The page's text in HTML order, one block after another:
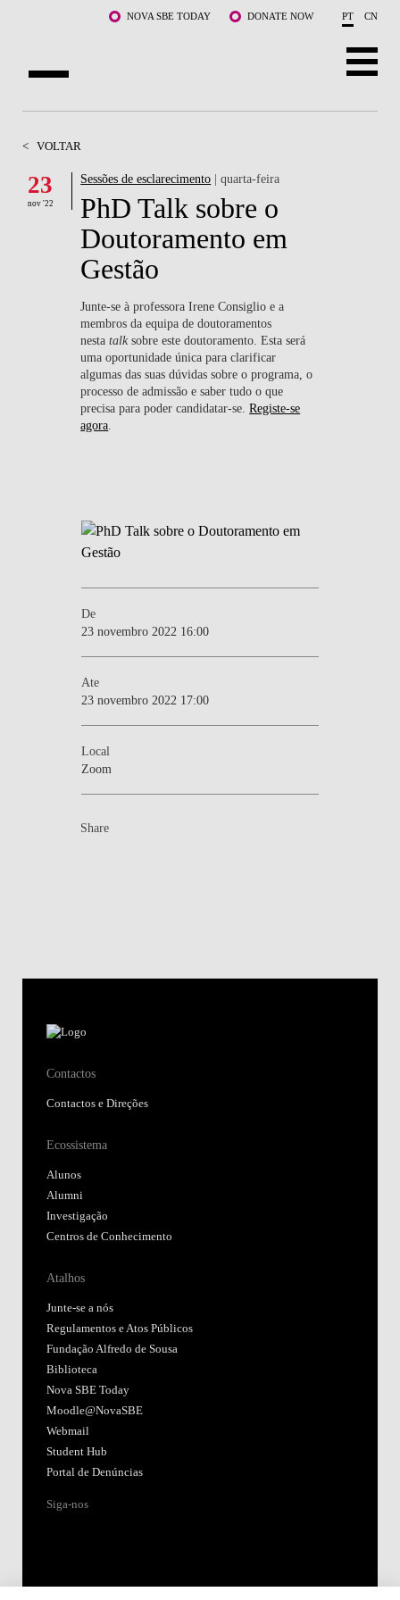
Saltar para o conteúdo principalNOVA SBE TODAY DONATE NOW PT CN
DOCENTES E INVESTIGAÇÃO
COMUNIDADE
WHAT'S HAPPENING
< VOLTAR
23
nov '22
Sessões de esclarecimento | quarta-feira
PhD Talk sobre o
Doutoramento em
Gestão
Junte-se à professora Irene Consiglio e a
membros da equipa de doutoramentos
nestatalksobre este doutoramento. Esta será
uma oportunidade única para clarificar
algumas das suas dúvidas sobre o programa, o
processo de admissão e saber tudo o que
precisa para poder candidatar-se.Registe-se
agora
De
23 novembro 2022 16:00
Ate
23 novembro 2022 17:00
Local
Zoom
Share
Contactos
Contactos e Direções
Ecossistema
Alunos
Alumni
Investigação
Centros de Conhecimento
Atalhos
Junte-se a nós
Regulamentos e Atos Públicos
Fundação Alfredo de Sousa
Biblioteca
Nova SBE Today
Moodle@NovaSBE
Webmail
Student Hub
Portal de Denúncias
Siga-nos